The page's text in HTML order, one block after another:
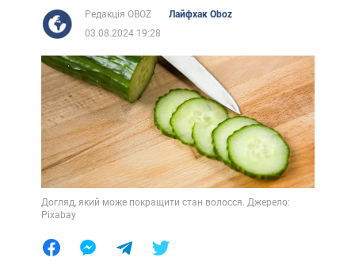
Африка
Життя
Лайфхаки
Редакція OBOZ
Лайфхак Oboz
03.08.2024 19:28
Догляд, який може покращити стан волосся. Джерело:
Pixabay